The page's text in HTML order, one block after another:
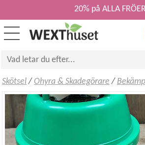
20% på ALLA
Skötsel/ Ohyra & Skadegörare /